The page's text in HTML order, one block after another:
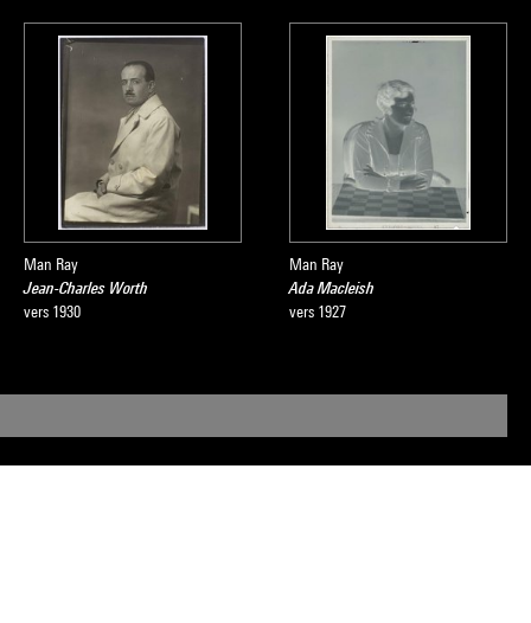
Man Ray
Jean-Charles Worth
vers 1930
Man Ray
Ada Macleish
vers 1927